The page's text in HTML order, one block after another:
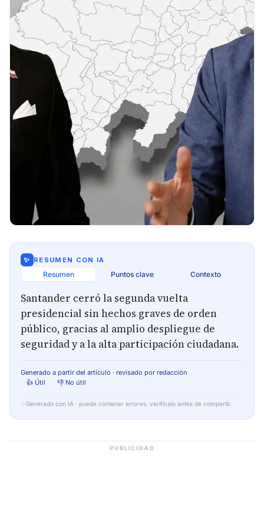
✨ RESUMEN CON IA
Resumen Puntos clave Contexto
Santander cerró la segunda vuelta
presidencial sin hechos graves de orden
público, gracias al amplio despliegue de
seguridad y a la alta participación ciudadana.
Generado a partir del artículo · revisado por redacción
👍 Útil
👎 No útil
✨ Generado con IA · puede contener errores, verifícalo antes de compartir.
PUBLICIDAD